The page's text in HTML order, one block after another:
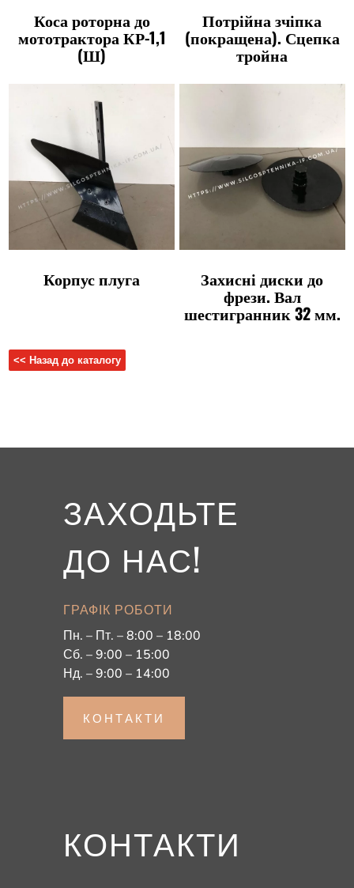
Коса роторна до
мототрактора КР-1,1
(Ш)
Потрійна зчіпка
(покращена). Сцепка
тройна
Корпус плуга Захисні диски до
фрези. Вал
шестигранник 32 мм.
<< Назад до каталогу
ЗАХОДЬТЕ
ДО НАС!
ГРАФІК РОБОТИ
Пн. – Пт. – 8:00 – 18:00
Сб. – 9:00 – 15:00
Нд. – 9:00 – 14:00
КОНТАКТИ
КОНТАКТИ